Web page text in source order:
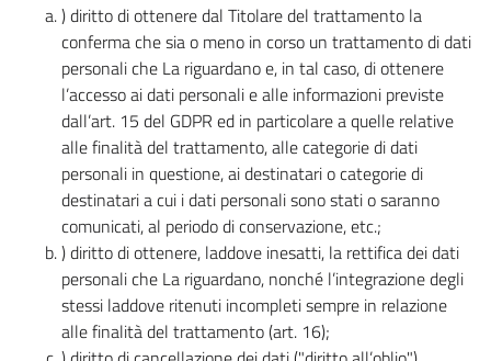
) diritto di ottenere dal Titolare del trattamento la
conferma che sia o meno in corso un trattamento di dati
personali che La riguardano e, in tal caso, di ottenere
l’accesso ai dati personali e alle informazioni previste
dall’art. 15 del GDPR ed in particolare a quelle relative
alle finalità del trattamento, alle categorie di dati
personali in questione, ai destinatari o categorie di
destinatari a cui i dati personali sono stati o saranno
comunicati, al periodo di conservazione, etc.;
) diritto di ottenere, laddove inesatti, la rettifica dei dati
personali che La riguardano, nonché l’integrazione degli
stessi laddove ritenuti incompleti sempre in relazione
alle finalità del trattamento (art. 16);